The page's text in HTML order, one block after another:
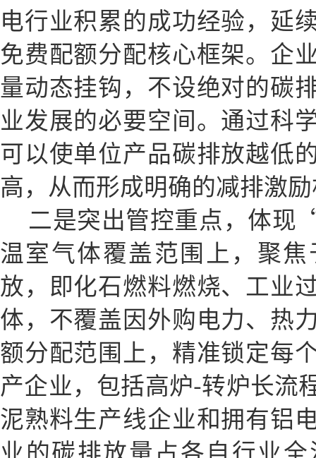
电行业积累的成功经验，延
免费配额分配核心框架。企
量动态挂钩，不设绝对的碳
业发展的必要空间。通过科
可以使单位产品碳排放越低
高，从而形成明确的减排激
二是突出管控重点，体
温室气体覆盖范围上，聚
放，即化石燃料燃烧、工业
体，不覆盖因外购电力、热
额分配范围上，精准锁定每
产企业，包括高炉-转炉长流
泥熟料生产线企业和拥有铝
业的碳排放量占各自行业